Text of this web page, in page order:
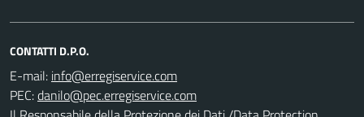
CONTATTI D.P.O.
E-mail:
PEC: